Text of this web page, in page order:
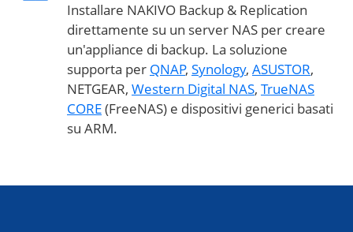
Installare NAKIVO Backup & Replication
direttamente su un server NAS per creare
un'appliance di backup. La soluzione
supporta per QNAP, Synology, ASUSTOR,
NETGEAR, Western Digital NAS, TrueNAS
CORE(FreeNAS) e dispositivi generici basati
su ARM.